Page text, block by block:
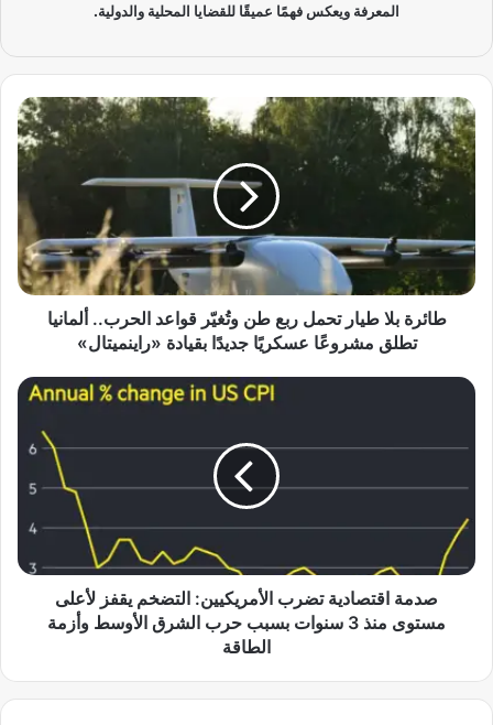
المعرفة ويعكس فهمًا عميقًا للقضايا المحلية والدولية.
ط
ا
ئ
ر
ل
ا
ط
ت
ع
ن
ر
طائرة بلا طيار تحمل ربع طن وتُغيّر قواعد الحرب.. ألمانيا
تطلق مشروعًا عسكريًا جديدًا بقيادة «راينميتال»
ص
ا
صدمة اقتصادية تضرب الأمريكيين: التضخم يقفز لأعلى
مستوى منذ 3 سنوات بسبب حرب الشرق الأوسط وأزمة
الطاقة